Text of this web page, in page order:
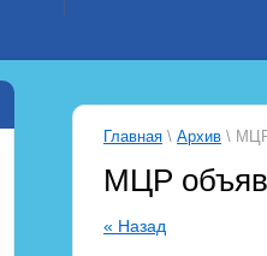
Главная \ Архив \ МЦР
МЦР
« Назад